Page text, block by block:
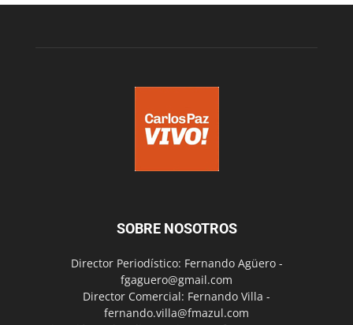
SOBRE NOSOTROS
Director Periodístico: Fernando Agüero -
fgaguero@gmail.com
Director Comercial: Fernando Villa -
fernando.villa@fmazul.com